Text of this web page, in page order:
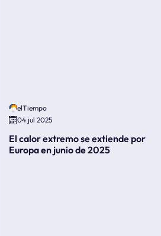
elTiempo
04 jul 2025
El calor extremo se extiende por
Europa en junio de 2025